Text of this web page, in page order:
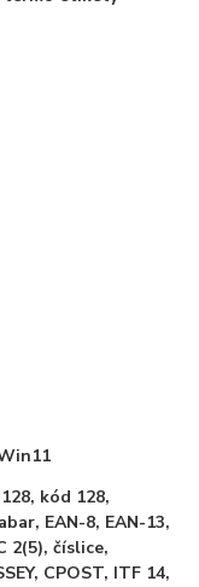
kód 128,
EAN-8, EAN-13,
2(5), číslice,
CPOST, ITF 14,